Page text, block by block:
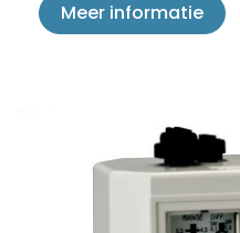
Meer informatie